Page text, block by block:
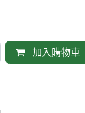
加入購物車